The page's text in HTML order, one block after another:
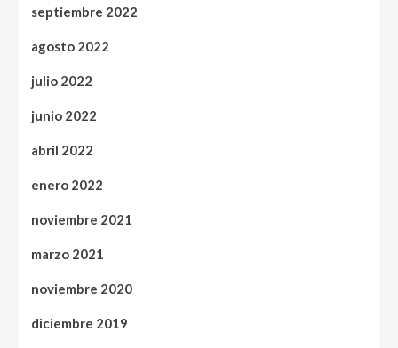
septiembre 2022
agosto 2022
julio 2022
junio 2022
abril 2022
enero 2022
noviembre 2021
marzo 2021
noviembre 2020
diciembre 2019